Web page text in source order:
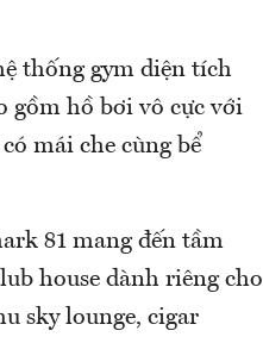
thống gym diện tích
gồm hồ bơi vô cực với
mái che cùng bể
81 mang đến tầm
house dành riêng cho
sky lounge, cigar